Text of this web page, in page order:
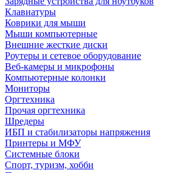
Клавиатуры
Коврики для мыши
Мыши компьютерные
Внешние жесткие диски
Роутеры и сетевое оборудование
Веб-камеры и микрофоны
Компьютерные колонки
Мониторы
Оргтехника
Прочая оргтехника
Шредеры
ИБП и стабилизаторы напряжения
Принтеры и МФУ
Системные блоки
Спорт, туризм, хобби